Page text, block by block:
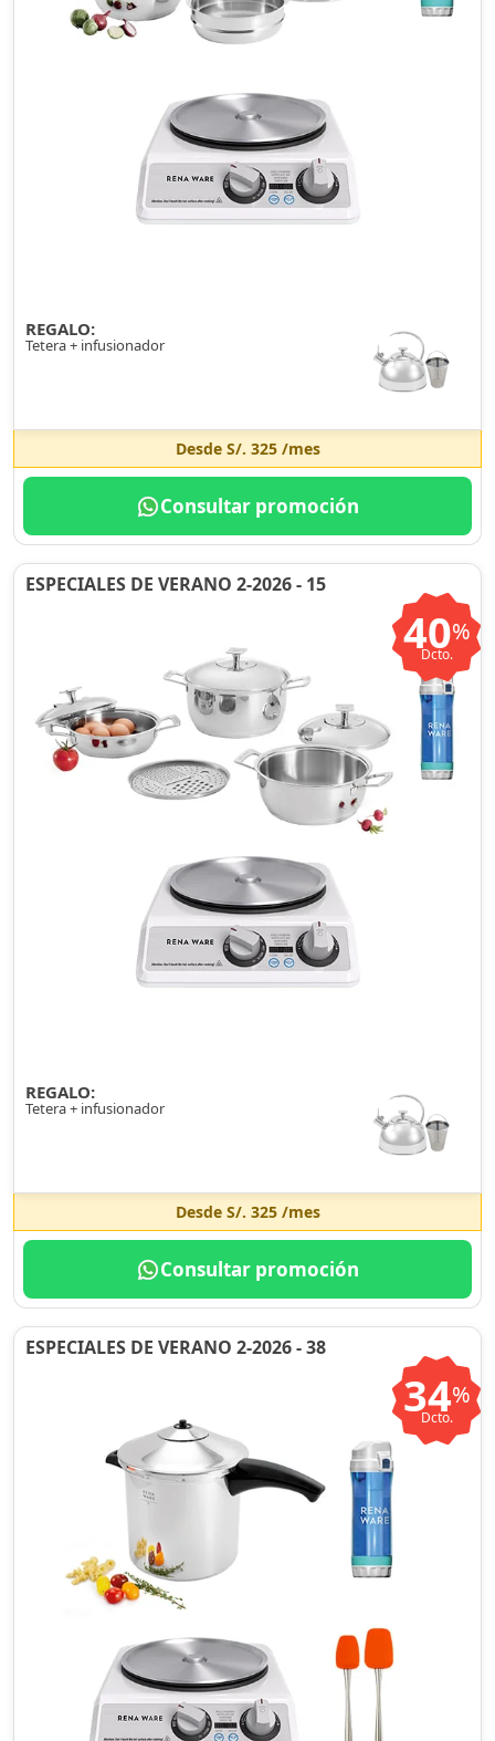
REGALO:
Tetera + infusionador
Desde S/. 325/mes
Consultar promoción
ESPECIALES DE VERANO 2-2026 - 15
40%
Dcto.
REGALO:
Tetera + infusionador
Desde S/. 325/mes
Consultar promoción
ESPECIALES DE VERANO 2-2026 - 38
34%
Dcto.